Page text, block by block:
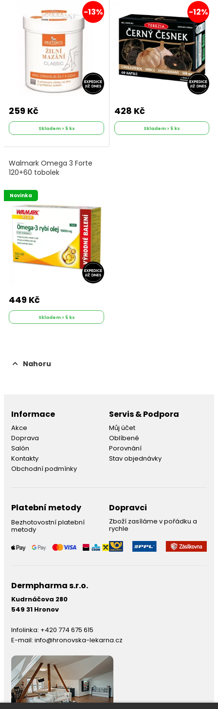
-13%
259 Kč
Skladem > 5 ks
-12%
428 Kč
Skladem > 5 ks
Walmark Omega 3 Forte
120+60 tobolek
Novinka
449 Kč
Skladem > 5 ks
Nahoru
Informace
Akce
Doprava
Salón
Kontakty
Obchodní podmínky
Servis & Podpora
Můj účet
Oblíbené
Porovnání
Stav objednávky
Platební metody
Bezhotovostní platební
metody
Dopravci
Zboží zasíláme v pořádku a
rychle
Dermpharma s.r.o.
Kudrnáčova 280
549 31 Hronov
Infolinka: +420 774 675 615
E-mail: info@hronovska-lekarna.cz